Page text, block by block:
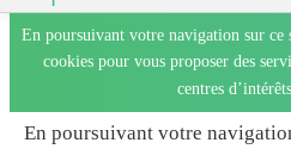
En poursuivant votre navigation sur ce
cookies pour vous proposer des
centres
En poursuivant votre